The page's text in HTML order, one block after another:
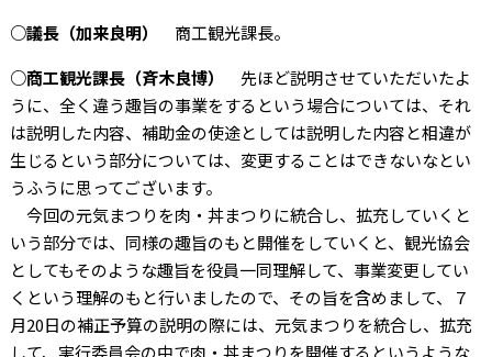
○議長（加来良明）
商工観光課長。
○商工観光課長（斉木良博）
先ほど説明させていただいたよ
うに、全く違う趣旨の事業をするという場合については、それ
は説明した内容、補助金の使途としては説明した内容と相違が
生じるという部分については、変更することはできないなとい
うふうに思ってございます。
今回の元気まつりを肉・丼まつりに統合し、拡充していくと
いう部分では、同様の趣旨のもと開催をしていくと、観光協会
としてもそのような趣旨を役員一同理解して、事業変更してい
くという理解のもと行いましたので、その旨を含めまして、７
月20日の補正予算の説明の際には、元気まつりを統合し、拡充
して、実行委員会の中で肉・丼まつりを開催するというような